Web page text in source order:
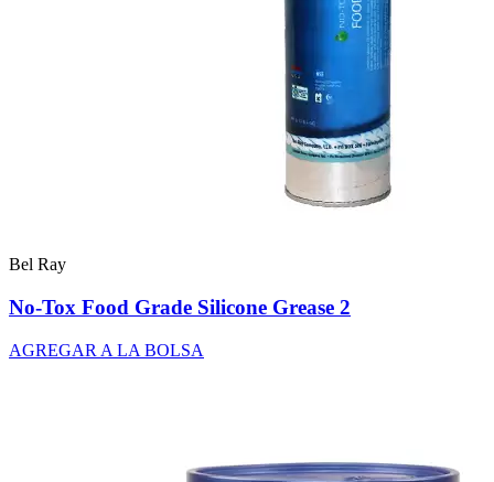
Bel Ray
No-Tox Food Grade Silicone Grease 2
AGREGAR A LA BOLSA